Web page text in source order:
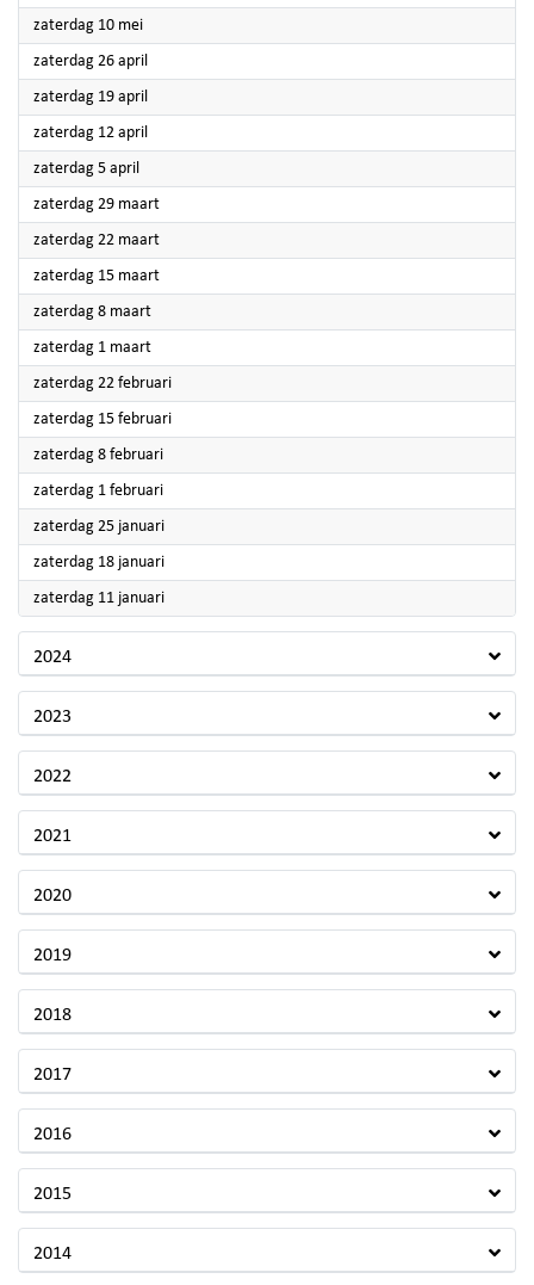
zaterdag 10 mei2025
zaterdag 26 april
zaterdag 19 april
zaterdag 12 april
zaterdag 5 april
zaterdag 29 maart2025
zaterdag 22 maart2025
zaterdag 15 maart2025
zaterdag 8 maart2025
zaterdag 1 maart2025
zaterdag 22 februari2025
zaterdag 15 februari2025
zaterdag 8 februari2025
zaterdag 1 februari2025
zaterdag 25 januari2025
zaterdag 18 januari2025
zaterdag 11 januari2025
2024
2023
2022
2021
2020
2019
2018
2017
2016
2015
2014